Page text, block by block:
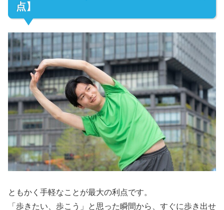
点】
ともかく手軽なことが最大の利点です。
「歩きたい、歩こう」と思った瞬間から、すぐに歩き出せ